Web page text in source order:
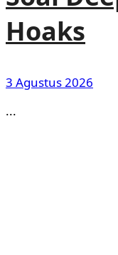
Hoaks
3 Agustus 2026
...